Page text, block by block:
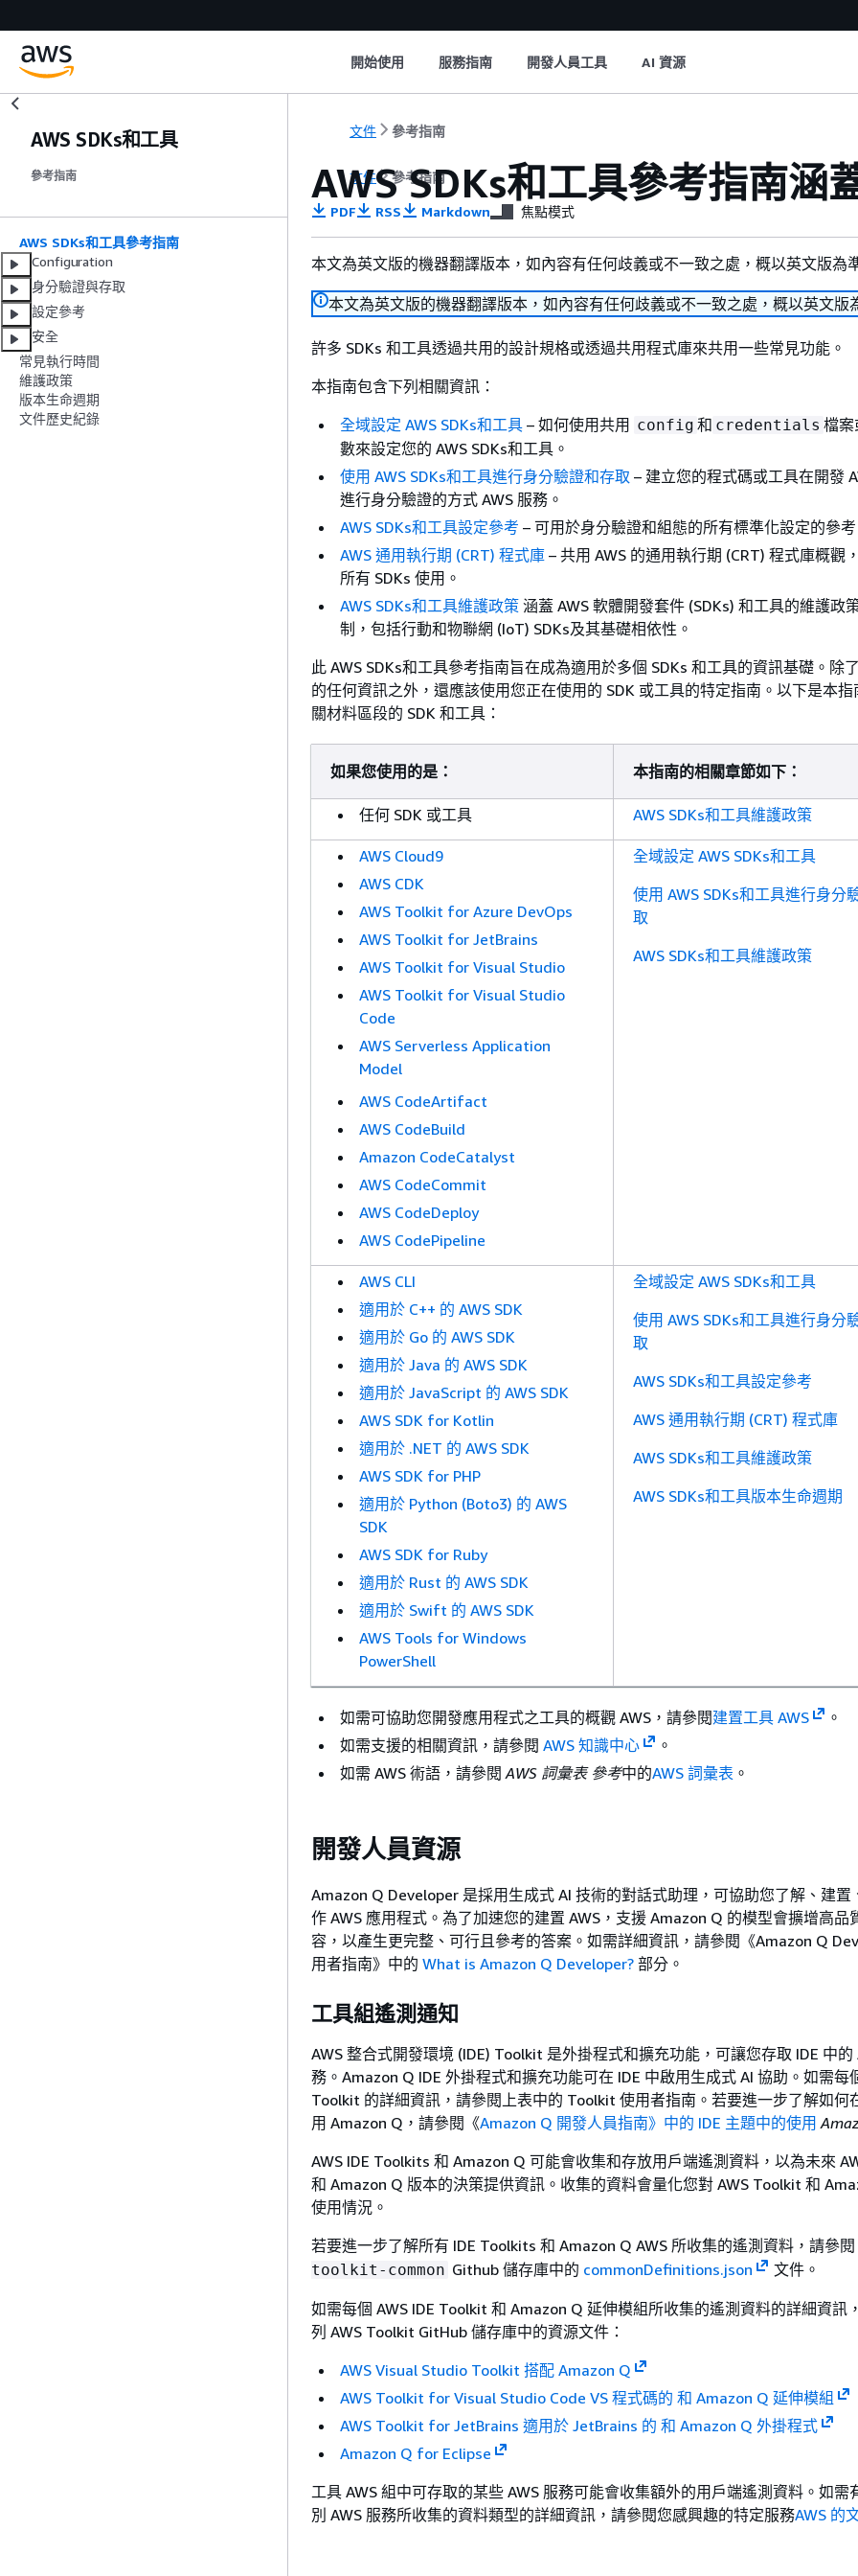
開始使用 服務指南 開發人員工具 AI 資源
AWS SDKs和工具
參考指南
AWS SDKs和工具參考指南
Configuration
身分驗證與存取
設定參考
安全
常見執行時間
維護政策
版本生命週期
文件歷史紀錄
文件 參考指南
文件 參考指南
AWS SDKs和工具參考指南涵
PDF RSS Markdown 焦點模式
本文為英文版的機器翻譯版本，如內容有任何歧義或不一致之處，概以英文版為
本文為英文版的機器翻譯版本，如內容有任何歧義或不一致之處，概以英文版
許多 SDKs 和工具透過共用的設計規格或透過共用程式庫來共用一些常見功能。
本指南包含下列相關資訊：
全域設定 AWS SDKs和工具 – 如何使用共用 config 和 credentials 檔案
數來設定您的 AWS SDKs和工具。
使用 AWS SDKs和工具進行身分驗證和存取 – 建立您的程式碼或工具在開發
進行身分驗證的方式 AWS 服務。
AWS SDKs和工具設定參考 – 可用於身分驗證和組態的所有標準化設定的參
AWS 通用執行期 (CRT) 程式庫 – 共用 AWS 的通用執行期 (CRT) 程式庫概觀
所有 SDKs 使用。
AWS SDKs和工具維護政策 涵蓋 AWS 軟體開發套件 (SDKs) 和工具的維護政
制，包括行動和物聯網 (IoT) SDKs及其基礎相依性。
此 AWS SDKs和工具參考指南旨在成為適用於多個 SDKs 和工具的資訊基礎。除
的任何資訊之外，還應該使用您正在使用的 SDK 或工具的特定指南。以下是本
關材料區段的 SDK 和工具：
如果您使用的是： 本指南的相關章節如下：
任何 SDK 或工具 AWS SDKs和工具維護政策
AWS Cloud9
AWS CDK
AWS Toolkit for Azure DevOps
AWS Toolkit for JetBrains
AWS Toolkit for Visual Studio
AWS Toolkit for Visual Studio
Code
AWS Serverless Application
Model
AWS CodeArtifact
AWS CodeBuild
Amazon CodeCatalyst
AWS CodeCommit
AWS CodeDeploy
AWS CodePipeline
全域設定 AWS SDKs和工具
使用 AWS SDKs和工具進行身分
取
AWS SDKs和工具維護政策
AWS CLI
適用於 C++ 的 AWS SDK
適用於 Go 的 AWS SDK
適用於 Java 的 AWS SDK
適用於 JavaScript 的 AWS SDK
AWS SDK for Kotlin
適用於 .NET 的 AWS SDK
AWS SDK for PHP
適用於 Python (Boto3) 的 AWS
SDK
AWS SDK for Ruby
適用於 Rust 的 AWS SDK
適用於 Swift 的 AWS SDK
AWS Tools for Windows
PowerShell
全域設定 AWS SDKs和工具
使用 AWS SDKs和工具進行身分
取
AWS SDKs和工具設定參考
AWS 通用執行期 (CRT) 程式庫
AWS SDKs和工具維護政策
AWS SDKs和工具版本生命週期
如需可協助您開發應用程式之工具的概觀 AWS，請參閱建置工具 AWS
。
如需支援的相關資訊，請參閱 AWS 知識中心
。
如需 AWS 術語，請參閱AWS 詞彙表 參考中的AWS 詞彙表 。
開發人員資源
Amazon Q Developer 是採用生成式 AI 技術的對話式助理，可協助您了解、建置
作 AWS 應用程式。為了加速您的建置 AWS，支援 Amazon Q 的模型會擴增高品
容，以產生更完整、可行且參考的答案。如需詳細資訊，請參閱《Amazon Q
用者指南》 中的 What is Amazon Q Developer? 部分。
工具組遙測通知
AWS 整合式開發環境 (IDE) Toolkit 是外掛程式和擴充功能，可讓您存取 IDE 中的
務。Amazon Q IDE 外掛程式和擴充功能可在 IDE 中啟用生成式 AI 協助。如需每
Toolkit 的詳細資訊，請參閱上表中的 Toolkit 使用者指南。若要進一步了解如何
用 Amazon Q，請參閱《Amazon Q 開發人員指南》中的 IDE 主題中的使用
AWS IDE Toolkits 和 Amazon Q 可能會收集和存放用戶端遙測資料，以為未來
和 Amazon Q 版本的決策提供資訊。收集的資料會量化您對 AWS Toolkit 和
使用情況。
若要進一步了解所有 IDE Toolkits 和 Amazon Q AWS 所收集的遙測資料，請參閱
toolkit-common Github 儲存庫中的 commonDefinitions.json 文件。
如需每個 AWS IDE Toolkit 和 Amazon Q 延伸模組所收集的遙測資料的詳細資訊
列 AWS Toolkit GitHub 儲存庫中的資源文件：
AWS Visual Studio Toolkit 搭配 Amazon Q
AWS Toolkit for Visual Studio Code VS 程式碼的 和 Amazon Q 延伸模組
AWS Toolkit for JetBrains 適用於 JetBrains 的 和 Amazon Q 外掛程式
Amazon Q for Eclipse
工具 AWS 組中可存取的某些 AWS 服務可能會收集額外的用戶端遙測資料。如需
別 AWS 服務所收集的資料類型的詳細資訊，請參閱您感興趣的特定服務AWS 的